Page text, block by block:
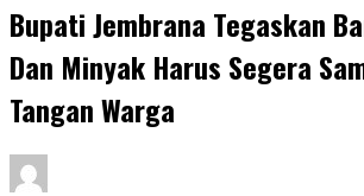
Bupati Jembrana Tegaskan
Dan Minyak Harus Segera
Tangan Warga